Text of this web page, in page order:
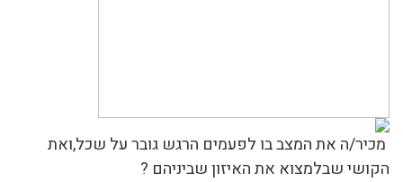
מכיר/ה את המצב בו לפעמים הרגש גובר על שכל,ואת
הקושי שבלמצוא את האיזון שביניהם ?